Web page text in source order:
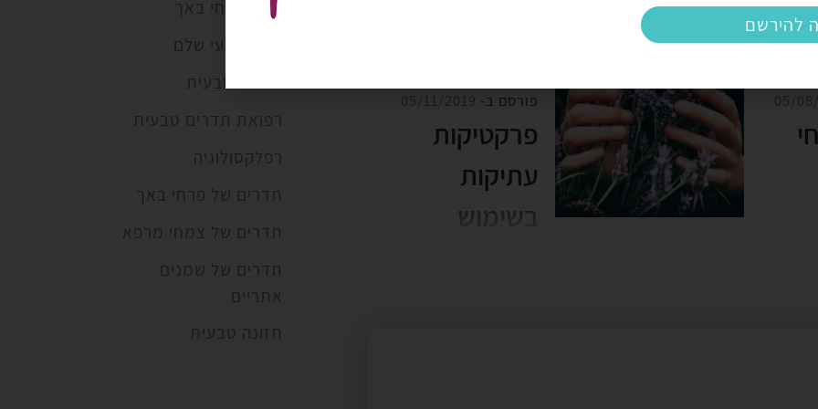
פורסם ב- 05/11/2019
פרקטיקות
עתיקות
בשימוש
05/
קלפי פרחי באך
ריפוי טבעי שלם
רפואה טבעית
רפואת תדרים טבעית
רפלקסולוגיה
תדרים של פרחי באך
תדרים של צמחי מרפא
תדרים של שמנים
אתריים
תזונה טבעית
להירשם